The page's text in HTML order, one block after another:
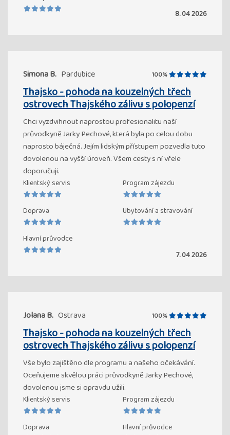
8. 04 2026
Simona B. Pardubice 100%
Thajsko - pohoda na kouzelných třech
ostrovech Thajského zálivu s polopenzí
Chci vyzdvihnout naprostou profesionalitu naší
průvodkyně Jarky Pechové, která byla po celou dobu
naprosto báječná. Jejím lidským přístupem pozvedla tuto
dovolenou na vyšší úroveň. Všem cesty s ní vřele
doporučuji.
Klientský servis Program zájezdu
Doprava Ubytování a stravování
Hlavní průvodce
7. 04 2026
Jolana B. Ostrava 100%
Thajsko - pohoda na kouzelných třech
ostrovech Thajského zálivu s polopenzí
Vše bylo zajištěno dle programu a našeho očekávání.
Oceňujeme skvělou práci průvodkyně Jarky Pechové,
dovolenou jsme si opravdu užili.
Klientský servis Program zájezdu
Doprava
Hlavní průvodce